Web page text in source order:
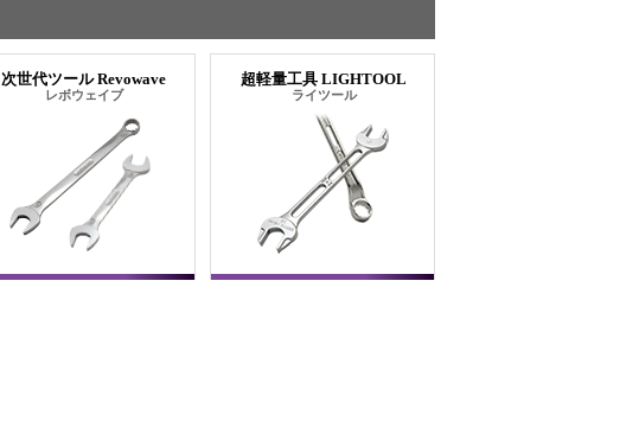
次世代ツール Revowave
レボウェイブ
超軽量工具 LIGHTOOL
ライツール